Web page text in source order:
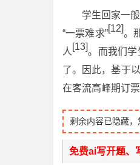
学生回家一
“一票难求”[12]。
人 [13]。而我们学
了。因此，基于
在客流高峰期订
剩余内容已隐藏
免费ai写开题、